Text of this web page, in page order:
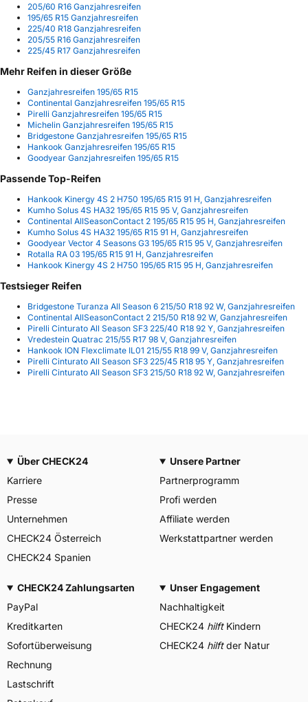
205/60 R16 Ganzjahresreifen
195/65 R15 Ganzjahresreifen
225/40 R18 Ganzjahresreifen
205/55 R16 Ganzjahresreifen
225/45 R17 Ganzjahresreifen
Mehr Reifen in dieser Größe
Ganzjahresreifen 195/65 R15
Continental Ganzjahresreifen 195/65 R15
Pirelli Ganzjahresreifen 195/65 R15
Michelin Ganzjahresreifen 195/65 R15
Bridgestone Ganzjahresreifen 195/65 R15
Hankook Ganzjahresreifen 195/65 R15
Goodyear Ganzjahresreifen 195/65 R15
Passende Top-Reifen
Hankook Kinergy 4S 2 H750 195/65 R15 91 H, Ganzjahresreifen
Kumho Solus 4S HA32 195/65 R15 95 V, Ganzjahresreifen
Continental AllSeasonContact 2 195/65 R15 95 H, Ganzjahresreifen
Kumho Solus 4S HA32 195/65 R15 91 H, Ganzjahresreifen
Goodyear Vector 4 Seasons G3 195/65 R15 95 V, Ganzjahresreifen
Rotalla RA 03 195/65 R15 91 H, Ganzjahresreifen
Hankook Kinergy 4S 2 H750 195/65 R15 95 H, Ganzjahresreifen
Testsieger Reifen
Bridgestone Turanza All Season 6 215/50 R18 92 W, Ganzjahresreifen
Continental AllSeasonContact 2 215/50 R18 92 W, Ganzjahresreifen
Pirelli Cinturato All Season SF3 225/40 R18 92 Y, Ganzjahresreifen
Vredestein Quatrac 215/55 R17 98 V, Ganzjahresreifen
Hankook ION Flexclimate IL01 215/55 R18 99 V, Ganzjahresreifen
Pirelli Cinturato All Season SF3 225/45 R18 95 Y, Ganzjahresreifen
Pirelli Cinturato All Season SF3 215/50 R18 92 W, Ganzjahresreifen
Über CHECK24
Karriere
Presse
Unternehmen
CHECK24 Österreich
CHECK24 Spanien
Unsere Partner
Partnerprogramm
Profi werden
Affiliate werden
Werkstattpartner werden
CHECK24 Zahlungsarten
PayPal
Kreditkarten
Sofortüberweisung
Rechnung
Lastschrift
Unser Engagement
Nachhaltigkeit
CHECK24 hilftKindern
CHECK24 hilftder Natur